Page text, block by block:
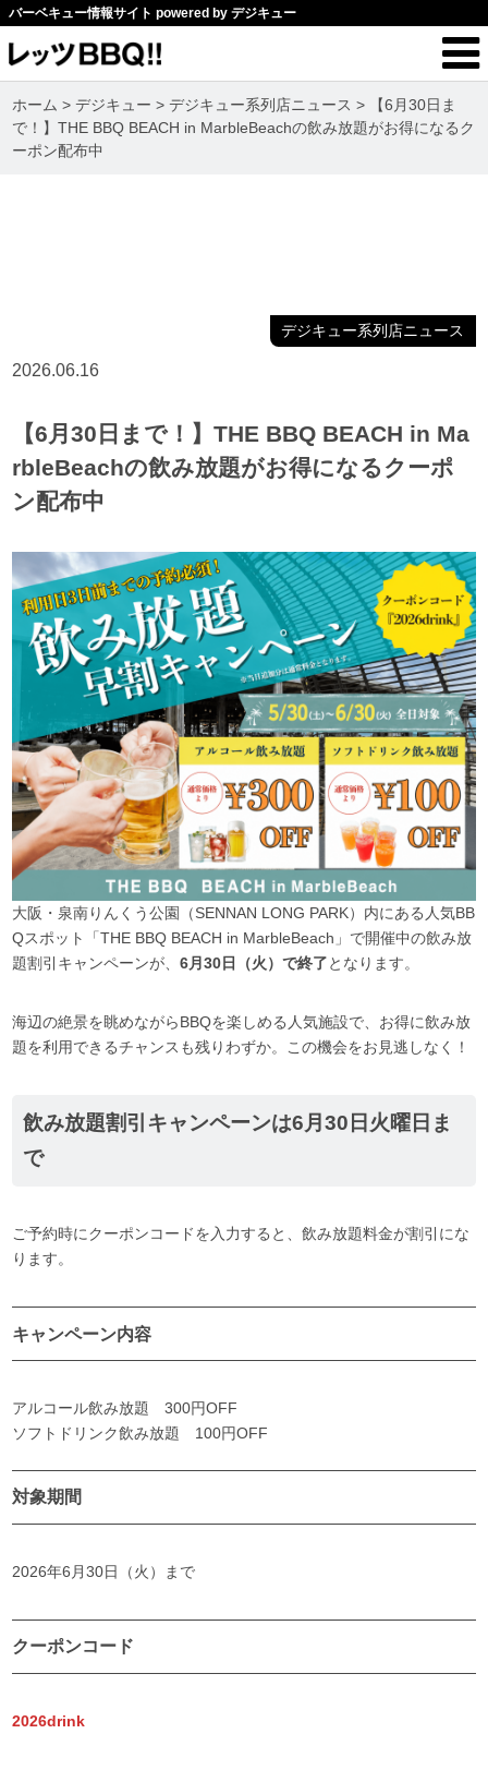
バーベキュー情報サイト powered by デジキュー
ホーム >デジキュー >デジキュー系列店ニュース >
【6月30日ま
で！】THE BBQ BEACH in MarbleBeachの飲み放題がお得になるク
ーポン配布中
2026.06.16
デジキュー系列店ニュース
【6月30日まで！】THE BBQ BEACH in Ma
rbleBeachの飲み放題がお得になるクーポ
ン配布中
大阪・泉南りんくう公園（SENNAN LONG PARK）内にある人気BB
Qスポット「THE BBQ BEACH in MarbleBeach」で開催中の飲み放
題割引キャンペーンが、6月30日（火）で終了となります。
海辺の絶景を眺めながらBBQを楽しめる人気施設で、お得に飲み放
題を利用できるチャンスも残りわずか。この機会をお見逃しなく！
飲み放題割引キャンペーンは6月30日火曜日ま
で
ご予約時にクーポンコードを入力すると、飲み放題料金が割引にな
ります。
キャンペーン内容
アルコール飲み放題 300円OFF
ソフトドリンク飲み放題 100円OFF
対象期間
2026年6月30日（火）まで
クーポンコード
2026drink